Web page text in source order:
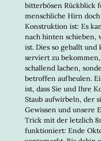
bitterbösen Rückblick
menschliche Hirn
Konstruktion ist: Es
nach hinten schieben,
ist. Dies so geballt
serviert zu
schallend lachen,
betroffen aufheulen.
ist, dass Sie und Ihre
Staub aufwirbeln, der
Gewissen und unsere
Trick mit der letzlich
funktioniert: Ende